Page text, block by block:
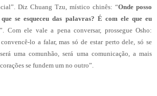
Diz Chuang Tzu, místico chinês: “Onde posso
se esqueceu das palavras? É com ele que eu
”. Com ele vale a pena conversar, prossegue Osho:
lo a falar, mas só de estar perto dele, só se
uma comunhão, será uma comunicação, a mais
se fundem um no outro”.